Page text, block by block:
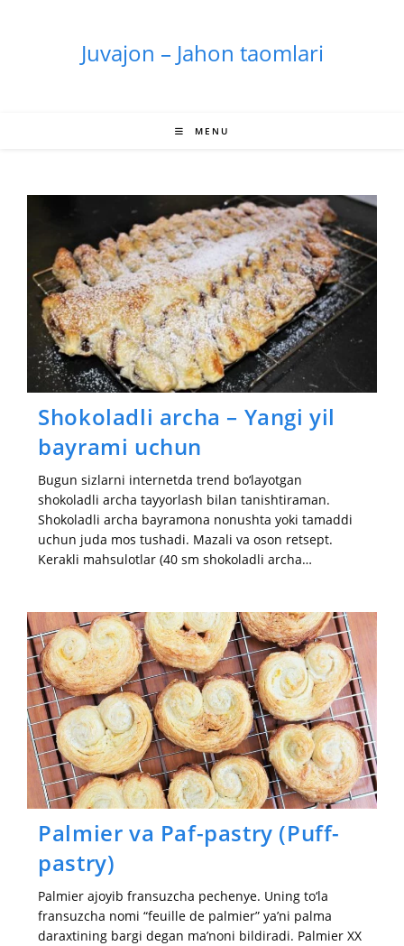
Juvajon – Jahon taomlari
MENU
Shokoladli archa – Yangi yil
bayrami uchun
Bugun sizlarni internetda trend bo‘layotgan
shokoladli archa tayyorlash bilan tanishtiraman.
Shokoladli archa bayramona nonushta yoki tamaddi
uchun juda mos tushadi. Mazali va oson retsept.
Kerakli mahsulotlar (40 sm shokoladli archa…
Palmier va Paf-pastry (Puff-
pastry)
Palmier ajoyib fransuzcha pechenye. Uning to‘la
fransuzcha nomi “feuille de palmier” ya’ni palma
daraxtining bargi degan ma’noni bildiradi. Palmier XX